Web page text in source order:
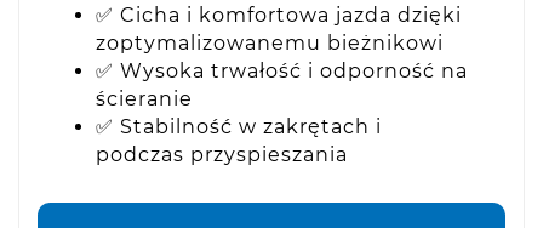
✅ Cicha i komfortowa jazda dzięki
zoptymalizowanemu bieżnikowi
✅ Wysoka trwałość i odporność na
ścieranie
✅ Stabilność w zakrętach i
podczas przyspieszania